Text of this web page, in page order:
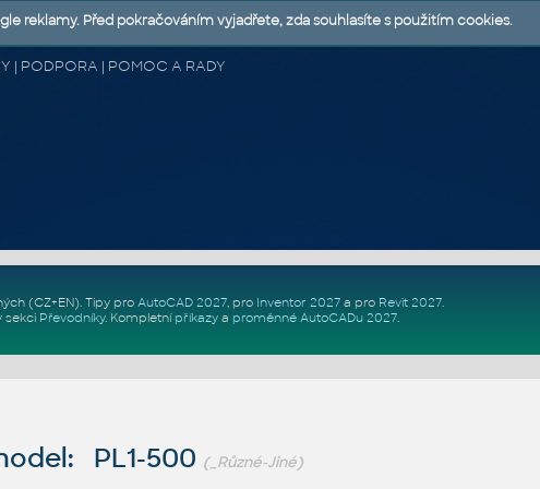
| PODPORA | POMOC A RADY
(CZ+EN). Tipy pro AutoCAD 2027, pro Inventor 2027a pro Revit 2027.
sekci Převodníky. Kompletní příkazya proměnné AutoCADu 2027.
PL1-500 (_Různé-Jiné)
reklamy. Před pokračováním vyjadřete, zda souhlasíte s použitím cookies.